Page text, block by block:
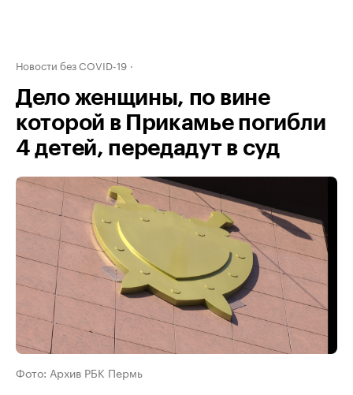
Новости без COVID-19
Дело женщины, по вине
которой в Прикамье погибли
4 детей, передадут в суд
Фото: Архив РБК Пермь